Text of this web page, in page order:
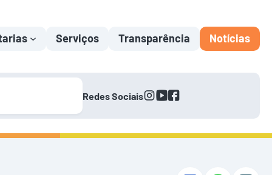
Serviços Transparência Notícias
Redes Sociaisinstagram
youtube
facebook